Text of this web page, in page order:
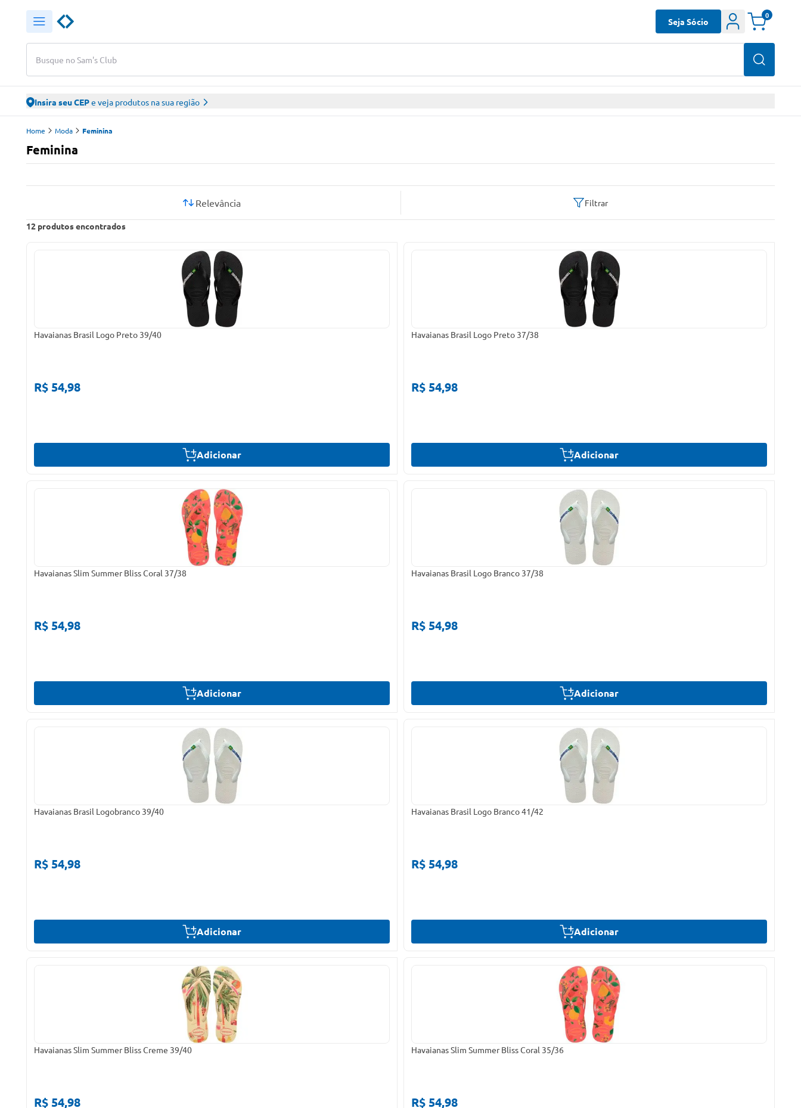
Busque no Sam's Club
Seja Sócio
0
Insira seu CEPe veja produtos na sua região
Home Moda Feminina
Feminina
12 produtos encontrados
Relevância Filtrar
Havaianas Brasil Logo Preto 39/40
R$ 54,98
Adicionar
Havaianas Brasil Logo Preto 37/38
R$ 54,98
Adicionar
Havaianas Slim Summer Bliss Coral 37/38
R$ 54,98
Adicionar
Havaianas Brasil Logo Branco 37/38
R$ 54,98
Adicionar
Havaianas Brasil Logobranco 39/40
R$ 54,98
Adicionar
Havaianas Brasil Logo Branco 41/42
R$ 54,98
Adicionar
Havaianas Slim Summer Bliss Creme 39/40
R$ 54,98
Havaianas Slim Summer Bliss Coral 35/36
R$ 54,98